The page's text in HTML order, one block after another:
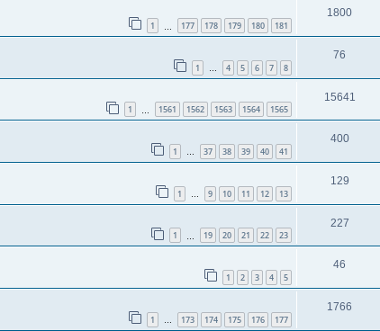
1 177 178 179 180 181
1800
1 … 4 5 6 7 8
76
1 1561 1562 1563 1564 1565
15641
1 … 37 38 39 40 41
400
1 … 9 10 11 12 13
129
1 19 20 21 22 23
227
1 2 3 4 5
46
1 … 173 174 175 176 177
1766